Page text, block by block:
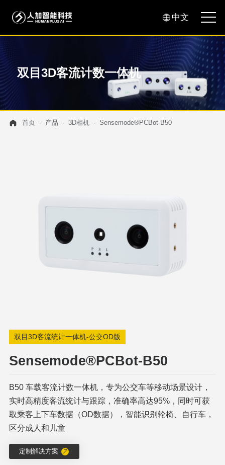
中文
双目3D客流计数一体机
首页 产品 3D相机 Sensemode®PCBot-B50
双目3D客流统计一体机-公交OD版
Sensemode®PCBot-B50
B50 车载客流计数一体机，专为公交车等移动场景设计，
实时高精度客流统计与跟踪，准确率高达95%，同时可获
取乘客上下车数据（OD数据），智能识别轮椅、自行车，
区分成人和儿童
定制解决方案